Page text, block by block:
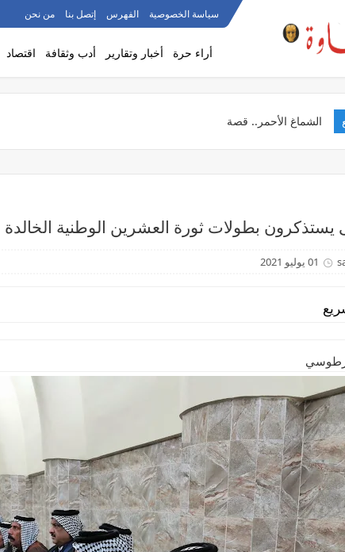
سياسة الخصوصية الفهرس إتصل بنا من نحن
أراء حرة أخبار وتقارير أدب وثقافة اقتصاد
الخدم
يستذكرون بطولات ثورة العشرين الوطنية الخالدة
01 يوليو 2021